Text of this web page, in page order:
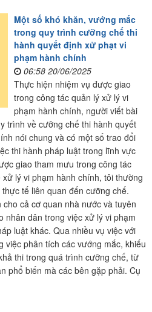
Một số khó khăn, vướng mắc
trong quy trình cưỡng chế thi
hành quyết định xử phạt vi
phạm hành chính
06:58 20/06/2025
Thực hiện nhiệm vụ được giao
trong công tác quản lý xử lý vi
phạm hành chính, người viết bài
trình về cưỡng chế thi hành quyết
nói chung và có một số trao đổi
thi hành pháp luật trong lĩnh vực
giao tham mưu trong công tác
lý vi phạm hành chính, tôi thường
tế liên quan đến cưỡng chế.
cả cơ quan nhà nước và tuyên
nhân dân trong việc xử lý vi phạm
luật khác. Qua nhiều vụ việc với
việc phân tích các vướng mắc, khiếu
thi trong quá trình cưỡng chế, từ
phổ biến mà các bên gặp phải. Cụ